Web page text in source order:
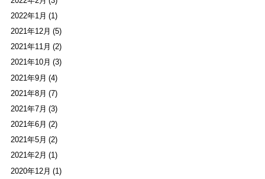
2022年1月 (1)
2021年12月 (5)
2021年11月 (2)
2021年10月 (3)
2021年9月 (4)
2021年8月 (7)
2021年7月 (3)
2021年6月 (2)
2021年5月 (2)
2021年2月 (1)
2020年12月 (1)